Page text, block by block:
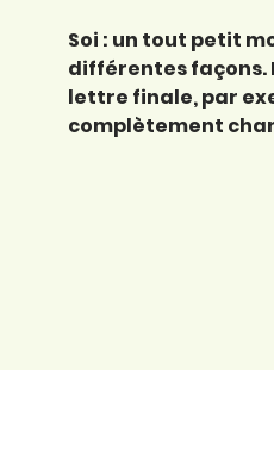
Certifier ses
Évaluer le niveau de ses
salariés
Accompagner ses
salariés
Explorer la langue
Soi : un tout petit
différentes façons.
lettre finale, par
complètement